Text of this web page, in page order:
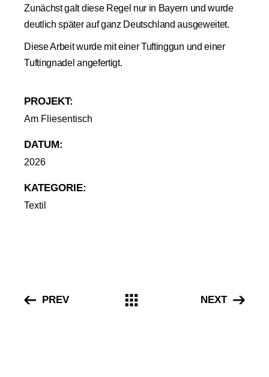
Zunächst galt diese Regel nur in Bayern und wurde
deutlich später auf ganz Deutschland ausgeweitet.
Diese Arbeit wurde mit einer Tuftinggun und einer
Tuftingnadel angefertigt.
PROJEKT:
Am Fliesentisch
DATUM:
2026
Textil
PREV NEXT